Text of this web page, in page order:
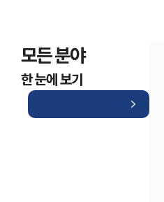
모든 분야
한 눈에 보기